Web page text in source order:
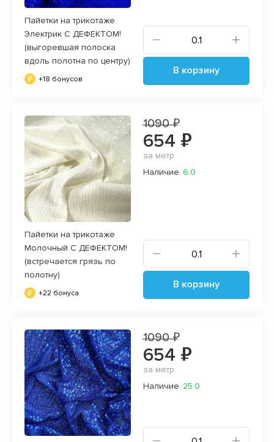
Пайетки на трикотаже
Электрик С ДЕФЕКТОМ!
(выгоревшая полоска
вдоль полотна по центру)
+18 бонусов
В корзину
Пайетки на трикотаже
Молочный С ДЕФЕКТОМ!
(встречается грязь по
полотну)
+22 бонуса
1090 ₽
654 ₽
за метр
Наличие 6.0
В корзину
1090 ₽
654 ₽
за метр
Наличие 25.0